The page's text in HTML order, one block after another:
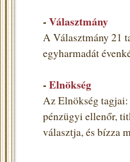
- Választmány
A Választmány 21
egyharmadát
- Elnökség
Az Elnökség
pénzügyi ellenőr,
választja, és bízza